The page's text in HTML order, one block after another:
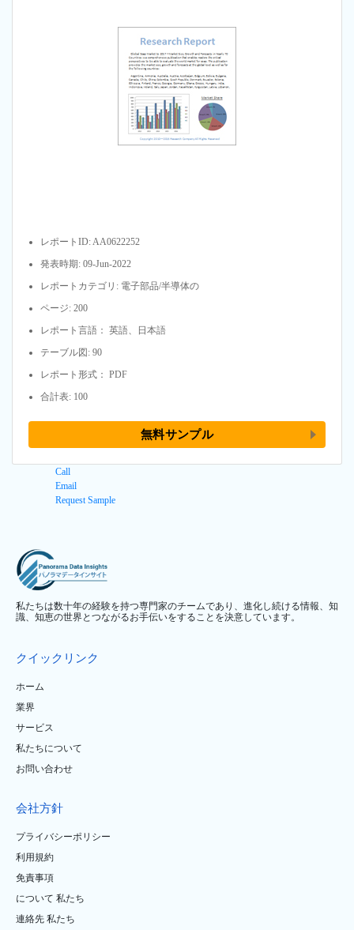
レポートID: AA0622252
発表時期: 09-Jun-2022
レポートカテゴリ: 電子部品/半導体の
ページ: 200
レポート言語： 英語、日本語
テーブル図: 90
レポート形式： PDF
合計表: 100
無料サンプル
Call
Email
Request Sample
私たちは数十年の経験を持つ専門家のチームであり、進化し続ける情報、知
識、知恵の世界とつながるお手伝いをすることを決意しています。
クイックリンク
ホーム
業界
サービス
私たちについて
お問い合わせ
会社方針
プライバシーポリシー
利用規約
免責事項
について 私たち
連絡先 私たち